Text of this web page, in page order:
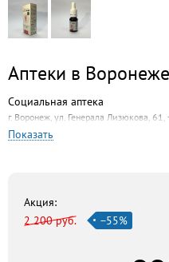
Аптеки в Воронеже
Социальная аптека
г. Воронеж, ул. Генерала Лизюкова,
Здоровый Город
г. Воронеж, Победы бульвар, 7, +7
Фармия
Показать
Акция:
2 200 руб.
−55%